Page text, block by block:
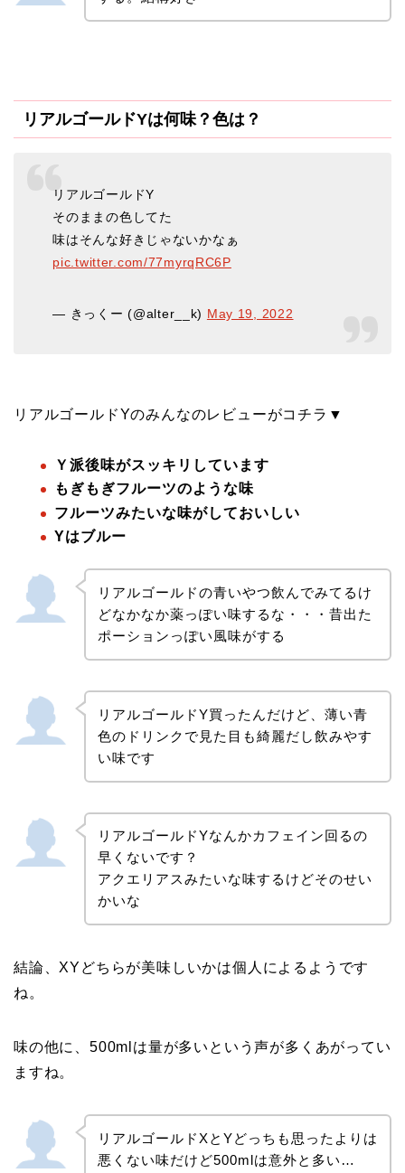
リアルゴールドYは何味？色は？
リアルゴールドY
そのままの色してた
味はそんな好きじゃないかなぁ
pic.twitter.com/77myrqRC6P
— きっくー (@alter__k) May 19, 2022
リアルゴールドYのみんなのレビューがコチラ▼
Ｙ派後味がスッキリしています
もぎもぎフルーツのような味
フルーツみたいな味がしておいしい
Yはブルー
リアルゴールドの青いやつ飲んでみてるけ
どなかなか薬っぽい味するな・・・昔出た
ポーションっぽい風味がする
リアルゴールドY買ったんだけど、薄い青
色のドリンクで見た目も綺麗だし飲みやす
い味です
リアルゴールドYなんかカフェイン回るの
早くないです？
アクエリアスみたいな味するけどそのせい
かいな
結論、XYどちらが美味しいかは個人によるようです
ね。
味の他に、500mlは量が多いという声が多くあがってい
ますね。
リアルゴールドXとYどっちも思ったよりは
悪くない味だけど500mlは意外と多い…